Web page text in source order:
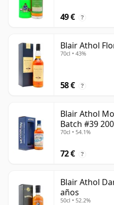
49 € ?
Blair Athol
70cl • 43%
58 € ?
Blair Athol
Batch #39
70cl • 54.1%
72 € ?
Blair Athol
años
50cl • 52.2%